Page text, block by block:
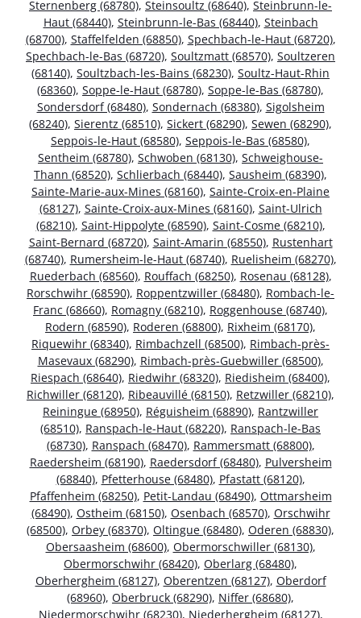
Sternenberg (68780), Steinsoultz (68640), Steinbrunn-le-
Haut (68440), Steinbrunn-le-Bas (68440), Steinbach
(68700), Staffelfelden (68850), Spechbach-le-Haut (68720),
Spechbach-le-Bas (68720), Soultzmatt (68570), Soultzeren
(68140), Soultzbach-les-Bains (68230), Soultz-Haut-Rhin
(68360), Soppe-le-Haut (68780), Soppe-le-Bas (68780),
Sondersdorf (68480), Sondernach (68380), Sigolsheim
(68240), Sierentz (68510), Sickert (68290), Sewen (68290),
Seppois-le-Haut (68580), Seppois-le-Bas (68580),
Sentheim (68780), Schwoben (68130), Schweighouse-
Thann (68520), Schlierbach (68440), Sausheim (68390),
Sainte-Marie-aux-Mines (68160), Sainte-Croix-en-Plaine
(68127), Sainte-Croix-aux-Mines (68160), Saint-Ulrich
(68210), Saint-Hippolyte (68590), Saint-Cosme (68210),
Saint-Bernard (68720), Saint-Amarin (68550), Rustenhart
(68740), Rumersheim-le-Haut (68740), Ruelisheim (68270),
Ruederbach (68560), Rouffach (68250), Rosenau (68128),
Rorschwihr (68590), Roppentzwiller (68480), Rombach-le-
Franc (68660), Romagny (68210), Roggenhouse (68740),
Rodern (68590), Roderen (68800), Rixheim (68170),
Riquewihr (68340), Rimbachzell (68500), Rimbach-près-
Masevaux (68290), Rimbach-près-Guebwiller (68500),
Riespach (68640), Riedwihr (68320), Riedisheim (68400),
Richwiller (68120), Ribeauvillé (68150), Retzwiller (68210),
Reiningue (68950), Réguisheim (68890), Rantzwiller
(68510), Ranspach-le-Haut (68220), Ranspach-le-Bas
(68730), Ranspach (68470), Rammersmatt (68800),
Raedersheim (68190), Raedersdorf (68480), Pulversheim
(68840), Pfetterhouse (68480), Pfastatt (68120),
Pfaffenheim (68250), Petit-Landau (68490), Ottmarsheim
(68490), Ostheim (68150), Osenbach (68570), Orschwihr
(68500), Orbey (68370), Oltingue (68480), Oderen (68830),
Obersaasheim (68600), Obermorschwiller (68130),
Obermorschwihr (68420), Oberlarg (68480),
Oberhergheim (68127), Oberentzen (68127), Oberdorf
(68960), Oberbruck (68290), Niffer (68680),
Niedermorschwihr (68230), Niederhergheim (68127),